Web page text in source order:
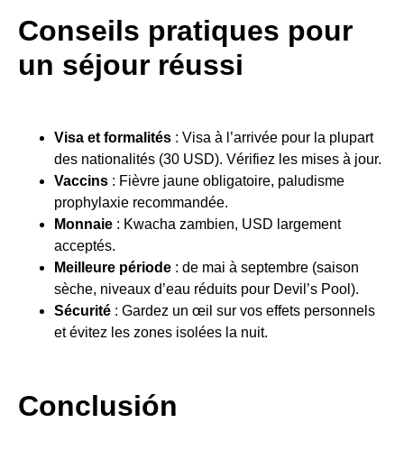
Conseils pratiques pour
un séjour réussi
Visa et formalités : Visa à l’arrivée pour la plupart
des nationalités (30 USD). Vérifiez les mises à jour.
Vaccins : Fièvre jaune obligatoire, paludisme
prophylaxie recommandée.
Monnaie : Kwacha zambien, USD largement
acceptés.
Meilleure période : de mai à septembre (saison
sèche, niveaux d’eau réduits pour Devil’s Pool).
Sécurité : Gardez un œil sur vos effets personnels
et évitez les zones isolées la nuit.
Conclusión